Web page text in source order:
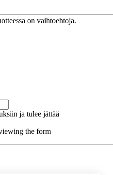
on vaihtoehtoja.
ja tulee jättää
the form